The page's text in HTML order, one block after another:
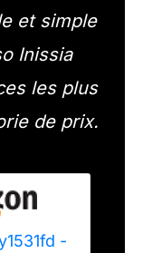
et simple
Inissia
les plus
de prix.
-